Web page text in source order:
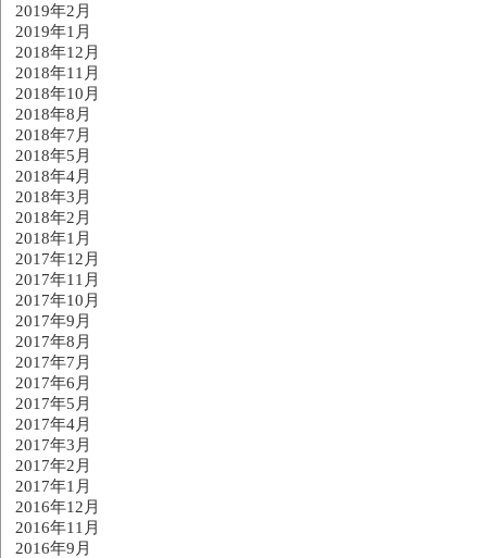
2019年2月
2019年1月
2018年12月
2018年11月
2018年10月
2018年8月
2018年7月
2018年5月
2018年4月
2018年3月
2018年2月
2018年1月
2017年12月
2017年11月
2017年10月
2017年9月
2017年8月
2017年7月
2017年6月
2017年5月
2017年4月
2017年3月
2017年2月
2017年1月
2016年12月
2016年11月
2016年9月